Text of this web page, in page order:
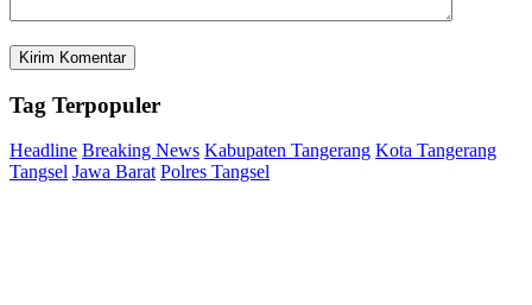
Tag Terpopuler
Headline Breaking News Kabupaten Tangerang Kota Tangerang
Tangsel Jawa Barat Polres Tangsel